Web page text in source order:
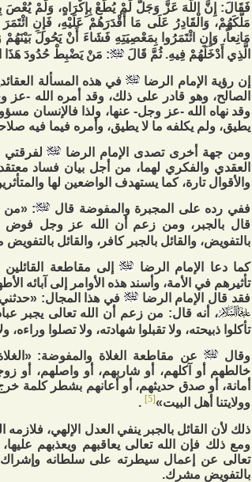
فَقَالَ: إِنَّ اللَّهَ عَزَّ وَجَلَّ لَمْ يُطَعْ بِإِكْرَاهٍ، وَلَمْ يُعْصَ
مَلَّكَهُمْ، وَالْقَادِرُ عَلَى مَا أَقْدَرَهُمْ عَلَيْهِ، فَإِنِ ائْتَمَرَ
مَانِعاً، وَإِنِ ائْتَمَرُوا بِمَعْصِيَتِهِ فَشَاءَ أَنْ يَحُولَ
الَّذِي أَدْخَلَهُمْ فِيهِ. ثُمَّ قَالَ
: مَنْ يَضْبِطْ حُدُودَ هَذَا
إن رؤية الإمام الرضا
في هذه المسألة
الصالح، وهو قادر على ذلك، وقد أمره الله -
وقد نهاه الله -عز وجل- عنها، ولذا فالإنسان
يطيق، ولم يكلفه ما لا يطيق، وأمره فيما فيه
ومن جهة أخرى تصدى الإمام الرضا
لفرقتي
العقدي والفكري لهما، من أجل بيان فساد
والأقوال تارة، كما يستهدف الواضعين لها
ففي رده على المجبرة والمفوضة قال
: «من
قال بالجبر، ومن زعم أن الله عز وجل فوض
بالتفويض، والقائل بالجبر كافر، والقائل
كما دعا الإمام الرضا
إلى مقاطعة القائلين
تأثيرهم في الأمة، وأسند هذه الأوامر إلى آبائه
فقد قال الإمام الرضا
في هذا المجال:
، أنه قال: من زعم أن الله تعالى يجبر
تأكلوا ذبيحته، ولا تقبلوا شهادته، ولا تصلوا
وقال
عن مقاطعة الغلاة والمفوضة:
خالطهم أو آكلهم، أو شاربهم، أو واصلهم، أو
أمانة، أو صدق حديثهم، أو أعانهم بشطر كلمة
وولايتنا أهل البيت»[5]
.
ذلك لأن القائل بالجبر ينفي العدل الإلهي،
ومع ذلك فإن الله تعالى يعاقبهم ويعذبهم
تعالى عن إعمال سيطرته على سلطانه وإشراك
بالتفويض مشرك.